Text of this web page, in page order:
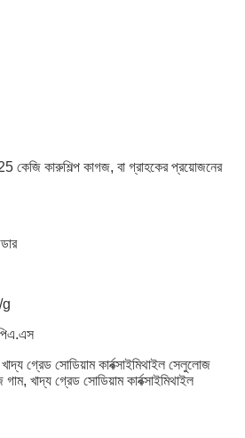
কেজি কারুশিল্প কাগজ, বা গ্রাহকের প্রয়োজনের
g
গ্রেড সোডিয়াম কার্বক্সাইমিথাইল সেলুলোজ
খাদ্য গ্রেড সোডিয়াম কার্বক্সাইমিথাইল